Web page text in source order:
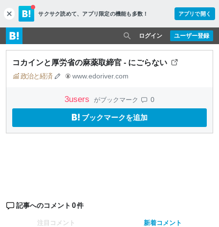
c
l
o
s
e
サクサク読めて、 アプリ限定の機能も多数！ アプリで開く
ユーザー登録
ログイン
コカインと厚労省の麻薬取締官 - にごらない
政治と経済 www.edoriver.com
3users がブックマーク 0
ブックマークを追加
記事へのコメント 0件
注目コメント 新着コメント